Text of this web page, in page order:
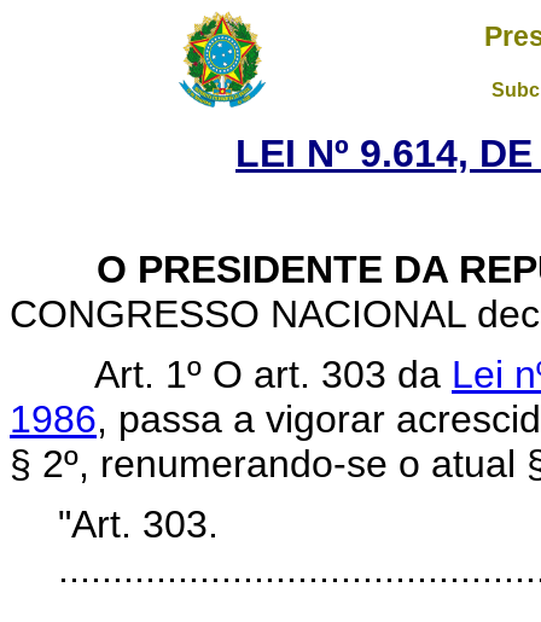
LEI Nº 9.614,
O PRESIDENTE DA
CONGRESSO NACIONAL
Art. 1º O art. 303 da Lei
1986, passa a vigorar
§ 2º, renumerando-se o atual
"Art. 303.